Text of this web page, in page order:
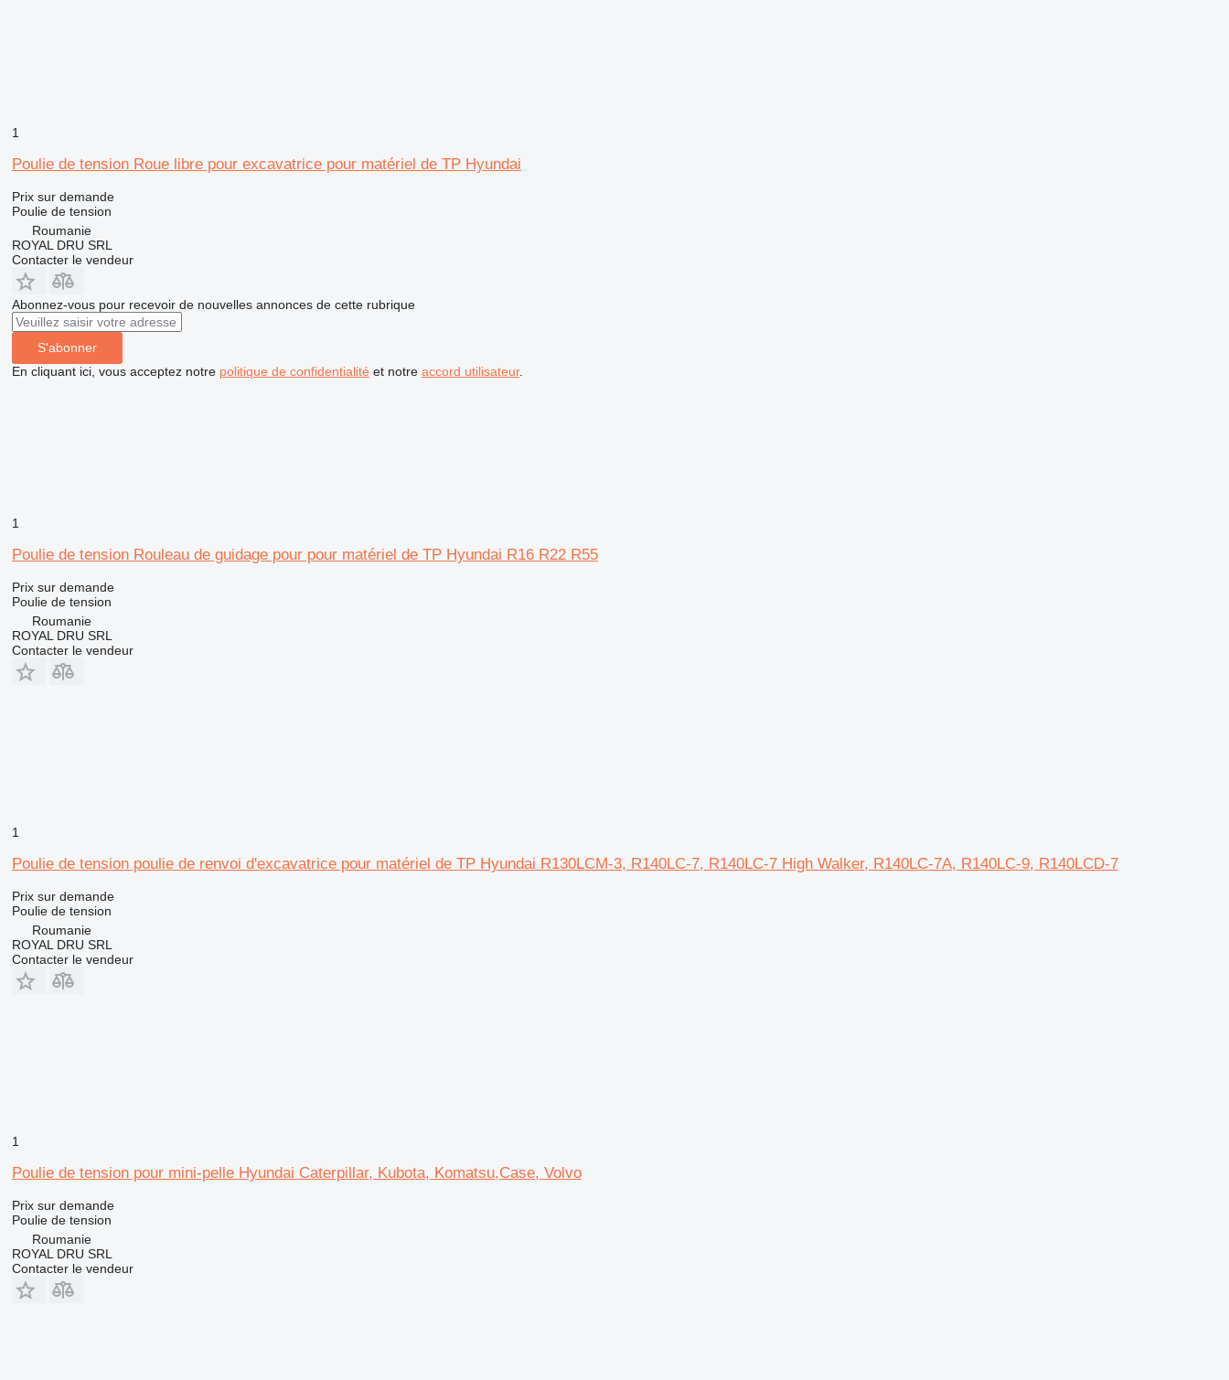
1
Poulie de tension Roue libre pour excavatrice pour matériel de TP Hyundai
Prix sur demande
Poulie de tension
Roumanie
ROYAL DRU SRL
Contacter le vendeur
Abonnez-vous pour recevoir de nouvelles annonces de cette rubrique
S'abonner
En cliquant ici, vous acceptez notre politique de confidentialité et notre accord utilisateur.
1
Poulie de tension Rouleau de guidage pour pour matériel de TP Hyundai R16 R22 R55
Prix sur demande
Poulie de tension
Roumanie
ROYAL DRU SRL
Contacter le vendeur
1
Poulie de tension poulie de renvoi d'excavatrice pour matériel de TP Hyundai R130LCM-3, R140LC-7, R140LC-7 High Walker, R140LC-7A, R140LC-9, R140LCD-7
Prix sur demande
Poulie de tension
Roumanie
ROYAL DRU SRL
Contacter le vendeur
1
Poulie de tension pour mini-pelle Hyundai Caterpillar, Kubota, Komatsu,Case, Volvo
Prix sur demande
Poulie de tension
Roumanie
ROYAL DRU SRL
Contacter le vendeur